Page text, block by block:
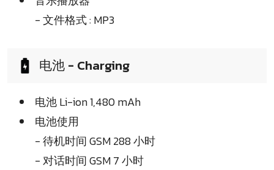
- 文件格式 : MP3
电池 - Charging
电池 Li-ion 1,480 mAh
电池使用
- 待机时间 GSM 288 小时
- 对话时间 GSM 7 小时